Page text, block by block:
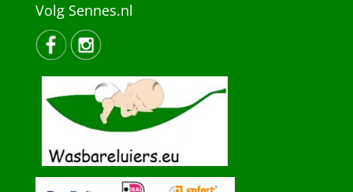
Volg Sennes.nl